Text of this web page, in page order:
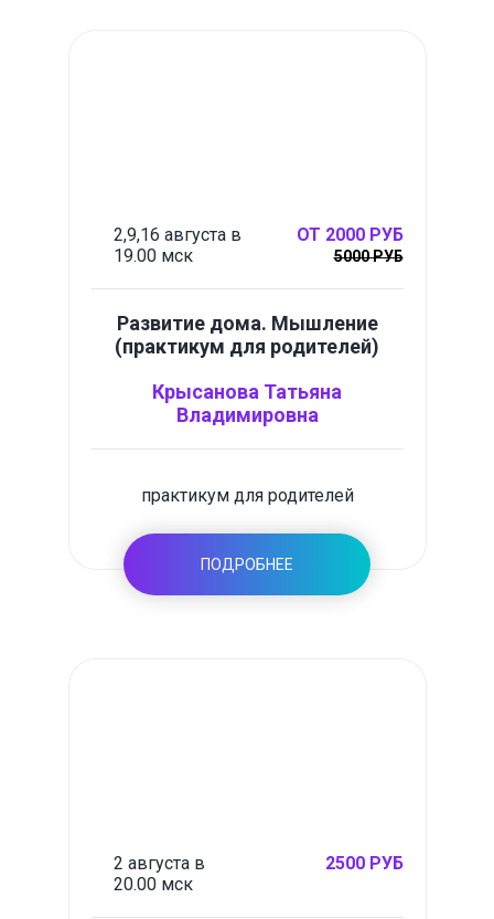
2,9,16 августа в
19.00 мск
ОТ 2000 РУБ
5000 РУБ
Развитие дома. Мышление
(практикум для родителей)
Крысанова Татьяна
Владимировна
практикум для родителей
ПОДРОБНЕЕ
2 августа в
20.00 мск
2500 РУБ